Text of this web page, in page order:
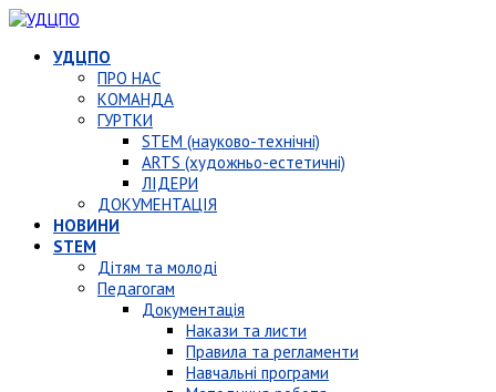
УДЦПО
ПРО НАС
КОМАНДА
ГУРТКИ
STEM (науково-технічні)
ARTS (художньо-естетичні)
ЛІДЕРИ
ДОКУМЕНТАЦІЯ
НОВИНИ
STEM
Дітям та молоді
Педагогам
Документація
Накази та листи
Правила та регламенти
Навчальні програми